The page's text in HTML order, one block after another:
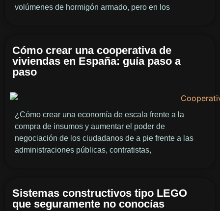
volúmenes de hormigón armado, pero en los
Cómo crear una cooperativa de
viviendas en España: guía paso a
paso
¿Cómo crear una economía de escala frente a la
compra de insumos y aumentar el poder de
negociación de los ciudadanos de a pie frente a las
administraciones públicas, contratistas,
Sistemas constructivos tipo LEGO
que seguramente no conocías